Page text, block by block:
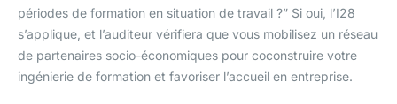
périodes de formation en situation de travail ?” Si oui, l’I28
s’applique, et l’auditeur vérifiera que vous mobilisez un réseau
de partenaires socio-économiques pour coconstruire votre
ingénierie de formation et favoriser l’accueil en entreprise.